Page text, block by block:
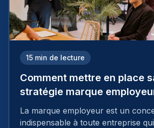
15 min de lecture
Comment mettre en place
stratégie marque
Découvrez les 7 étapes
La marque employeur est un
indispensable à toute entreprise